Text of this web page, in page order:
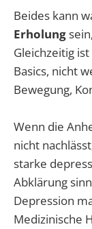
Beides kann
Erholung
Gleichzeitig
Basics, nicht
Bewegung,
Wenn die
nicht
starke
Abklärung
Depression
Medizinische